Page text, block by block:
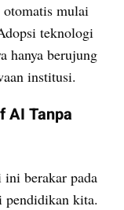
otomatis mulai
teknologi
hanya berujung
institusi.
AI Tanpa
ini berakar pada
pendidikan kita.